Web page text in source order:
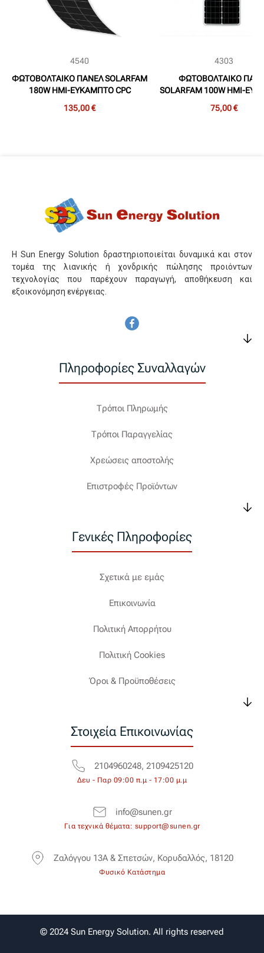
4540
ΦΩΤΟΒΟΛΤΑΙΚΟ ΠΑΝΕΛ SOLARFAM
180W ΗΜΙ-ΕΥΚΑΜΠΤΟ CPC
1560 x 600 x 2mm ΛΕΥΚΟ
135,00 €
4303
ΦΩΤΟΒΟΛΤΑΙΚΟ
SOLARFAM 100W ΗΜΙ-
MC) 1230 x 470 x 2mm
75,00 €
Η Sun Energy Solution δραστηριοποιείται δυναμικά και στον
τομέα της λιανικής ή χονδρικής πώλησης προιόντων
τεχνολογίας που παρέχουν παραγωγή, αποθήκευση και
εξοικονόμηση ενέργειας.
Πληροφορίες Συναλλαγών
Τρόποι Πληρωμής
Τρόποι Παραγγελίας
Χρεώσεις αποστολής
Επιστροφές Προϊόντων
Γενικές Πληροφορίες
Σχετικά με εμάς
Επικοινωνία
Πολιτική Απορρήτου
Πολιτική Cookies
Όροι & Προϋποθέσεις
Στοιχεία Επικοινωνίας
2104960248, 2109425120
Δευ - Παρ 09:00 π.μ - 17:00 μ.μ
info@sunen.gr
Για τεχνικά θέματα: support@sunen.gr
Ζαλόγγου 13Α & Σπετσών, Κορυδαλλός, 18120
Φυσικό Κατάστημα
© 2024 Sun Energy Solution. All rights reserved